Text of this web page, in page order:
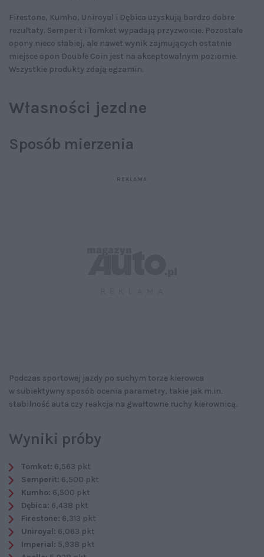
Firestone, Kumho, Uniroyal i Dębica uzyskują bardzo dobre
rezultaty. Semperit i Tomket wypadają przyzwoicie. Pozostałe
opony nieco słabiej, ale nawet wynik zajmujących ostatnie
miejsce opon Double Coin jest na akceptowalnym poziomie.
Wszystkie produkty zdają egzamin.
Własności jezdne
Sposób mierzenia
Podczas sportowej jazdy po suchym torze kierowca
w subiektywny sposób ocenia parametry, takie jak m.in.
stabilność auta czy reakcja na gwałtowne ruchy kierownicą.
Wyniki próby
Tomket: 6,563 pkt
Semperit: 6,500 pkt
Kumho: 6,500 pkt
Dębica: 6,438 pkt
Firestone: 6,313 pkt
Uniroyal: 6,063 pkt
Imperial: 5,938 pkt